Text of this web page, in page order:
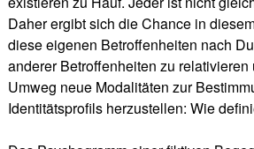
Daher ergibt sich die Chance in
diese eigenen Betroffenheiten nach
anderer Betroffenheiten zu relativieren
Umweg neue Modalitäten zur
Identitätsprofils herzustellen: Wie